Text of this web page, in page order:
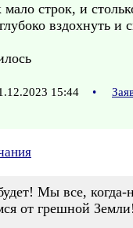
строк, и
вздохнуть и
15:44 •
Мы все, когда-
от грешной